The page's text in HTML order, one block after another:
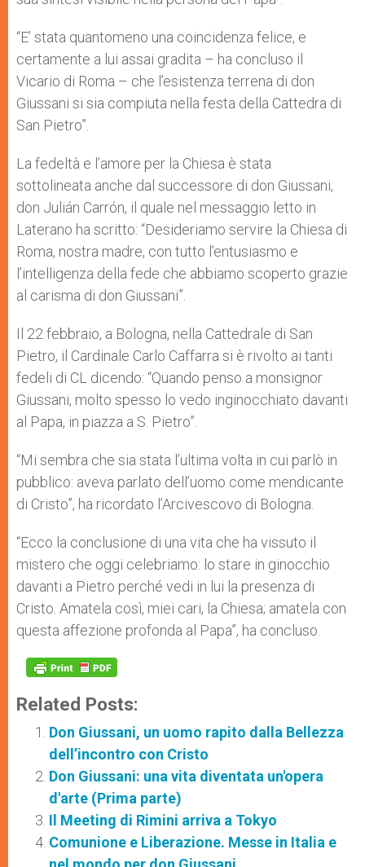
“E’ stata quantomeno una coincidenza felice, e
certamente a lui assai gradita – ha concluso il
Vicario di Roma – che l’esistenza terrena di don
Giussani si sia compiuta nella festa della Cattedra di
San Pietro”.
La fedeltà e l’amore per la Chiesa è stata
sottolineata anche dal successore di don Giussani,
don Julián Carrón, il quale nel messaggio letto in
Laterano ha scritto: “Desideriamo servire la Chiesa di
Roma, nostra madre, con tutto l’entusiasmo e
l’intelligenza della fede che abbiamo scoperto grazie
al carisma di don Giussani”.
Il 22 febbraio, a Bologna, nella Cattedrale di San
Pietro, il Cardinale Carlo Caffarra si è rivolto ai tanti
fedeli di CL dicendo: “Quando penso a monsignor
Giussani, molto spesso lo vedo inginocchiato davanti
al Papa, in piazza a S. Pietro”.
“Mi sembra che sia stata l’ultima volta in cui parlò in
pubblico: aveva parlato dell’uomo come mendicante
di Cristo”, ha ricordato l’Arcivescovo di Bologna.
“Ecco la conclusione di una vita che ha vissuto il
mistero che oggi celebriamo: lo stare in ginocchio
davanti a Pietro perché vedi in lui la presenza di
Cristo. Amatela così, miei cari, la Chiesa; amatela con
questa affezione profonda al Papa”, ha concluso.
Related Posts:
Don Giussani, un uomo rapito dalla Bellezza
dell’incontro con Cristo
Don Giussani: una vita diventata un'opera
d'arte (Prima parte)
Il Meeting di Rimini arriva a Tokyo
Comunione e Liberazione. Messe in Italia e